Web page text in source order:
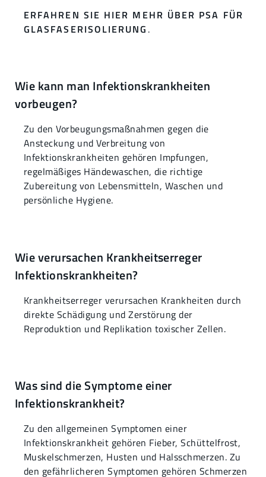
ERFAHREN SIE HIER MEHR ÜBER PSA FÜR
GLASFASERISOLIERUNG .
Wie kann man Infektionskrankheiten
vorbeugen?
Zu den Vorbeugungsmaßnahmen gegen die
Ansteckung und Verbreitung von
Infektionskrankheiten gehören Impfungen,
regelmäßiges Händewaschen, die richtige
Zubereitung von Lebensmitteln, Waschen und
persönliche Hygiene.
Wie verursachen Krankheitserreger
Infektionskrankheiten?
Krankheitserreger verursachen Krankheiten durch
direkte Schädigung und Zerstörung der
Reproduktion und Replikation toxischer Zellen.
Was sind die Symptome einer
Infektionskrankheit?
Zu den allgemeinen Symptomen einer
Infektionskrankheit gehören Fieber, Schüttelfrost,
Muskelschmerzen, Husten und Halsschmerzen. Zu
den gefährlicheren Symptomen gehören Schmerzen